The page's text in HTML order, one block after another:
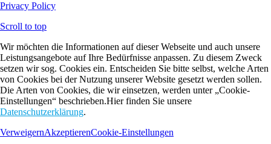
Privacy Policy
Scroll to top
Wir möchten die Informationen auf dieser Webseite und auch unsere
Leistungsangebote auf Ihre Bedürfnisse anpassen. Zu diesem Zweck
setzen wir sog. Cookies ein. Entscheiden Sie bitte selbst, welche Arten
von Cookies bei der Nutzung unserer Website gesetzt werden sollen.
Die Arten von Cookies, die wir einsetzen, werden unter „Cookie-
Einstellungen“ beschrieben.Hier finden Sie unsere
Datenschutzerklärung.
VerweigernAkzeptierenCookie-Einstellungen